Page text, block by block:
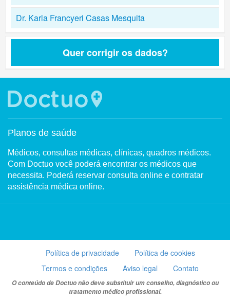
Dr. Karla Francyeri Casas Mesquita
Quer corrigir os dados?
Planos de saúde
Médicos, consultas médicas, clínicas, quadros médicos.
Com Doctuo você poderá encontrar os médicos que
necessita. Poderá reservar consulta online e contratar
assistência médica online.
Política de privacidade
Política de cookies
Termos e condições
Aviso legal Contato
O conteúdo de Doctuo não deve substituir um conselho, diagnóstico ou
tratamento médico profissional.